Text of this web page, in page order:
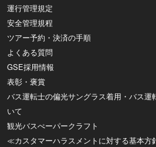
運行管理規定
安全管理規程
ツアー予約・決済の手順
よくある質問
GSE採用情報
表彰・褒賞
バス運転士の偏光サングラス着用・バス運
いて
観光バスぺーパークラフト
≪カスタマーハラスメントに対する基本